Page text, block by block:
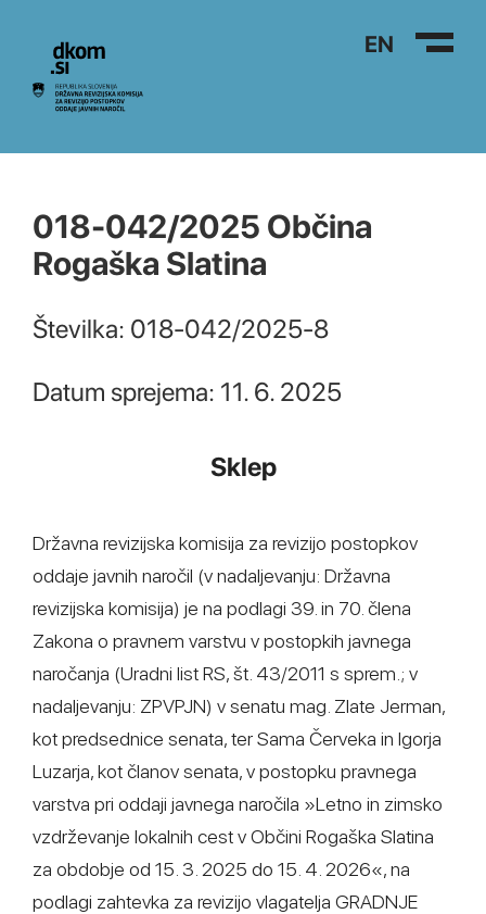
Na vsebino EN
018-042/2025 Občina
Rogaška Slatina
Številka: 018-042/2025-8
Datum sprejema: 11. 6. 2025
Sklep
Državna revizijska komisija za revizijo postopkov
oddaje javnih naročil (v nadaljevanju: Državna
revizijska komisija) je na podlagi 39. in 70. člena
Zakona o pravnem varstvu v postopkih javnega
naročanja (Uradni list RS, št. 43/2011 s sprem.; v
nadaljevanju: ZPVPJN) v senatu mag. Zlate Jerman,
kot predsednice senata, ter Sama Červeka in Igorja
Luzarja, kot članov senata, v postopku pravnega
varstva pri oddaji javnega naročila »Letno in zimsko
vzdrževanje lokalnih cest v Občini Rogaška Slatina
za obdobje od 15. 3. 2025 do 15. 4. 2026«, na
podlagi zahtevka za revizijo vlagatelja GRADNJE